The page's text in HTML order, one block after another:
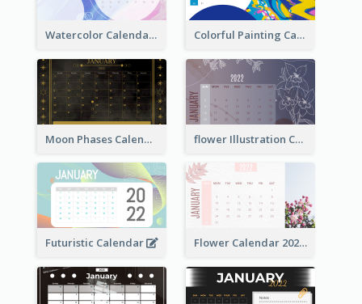
Watercolor Calendar With Notes Colorful Painting Calendar
Moon Phases Calendar flower Illustration Calendar 2022
Futuristic Calendar Flower Calendar 2022